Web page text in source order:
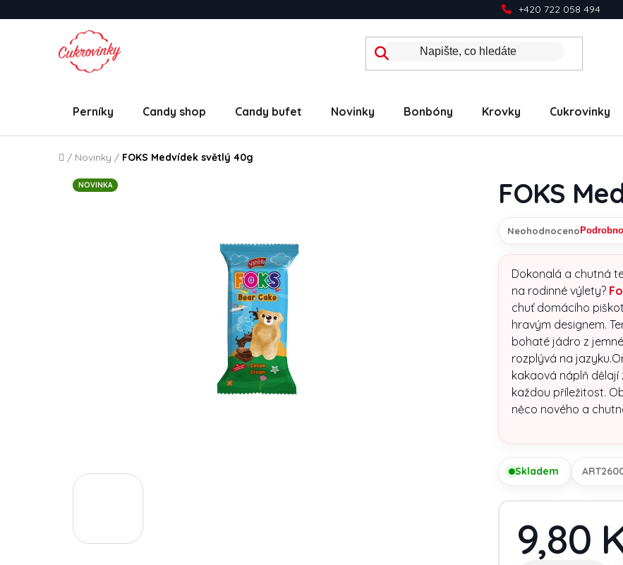
+420 722 058 494
Perníky Candy shop Candy bufet Novinky Bonbóny Krovky Cukrovinky
Domů
/ Novinky / FOKS Medvídek světlý 40g
FOKS
Průměrné hodnocení
Neohodnoceno
Dokonalá a chutná
na rodinné výlety?
chuť domácího
hravým designem.
bohaté jádro z
rozplývá na
kakaová náplň dělají
každou příležitost.
něco nového a
Skladem
9,80
NOVINKA